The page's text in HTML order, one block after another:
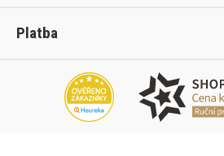
Platba